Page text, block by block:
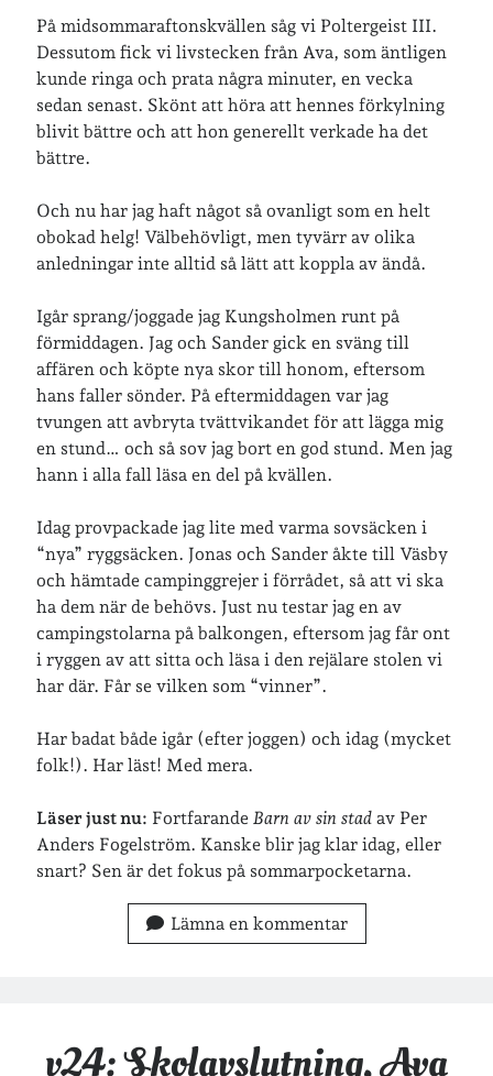
Jag bokför
Geocaching
Inlägg om geocaching
Etiketter
barn barnkläder bibliotekslån
Bröllop café & restaurang dator
festligheter
frågor & svar fågelskådning fåglar
På midsommaraftonskvällen såg vi Poltergeist III.
Dessutom fick vi livstecken från Ava, som äntligen
kunde ringa och prata några minuter, en vecka
sedan senast. Skönt att höra att hennes förkylning
blivit bättre och att hon generellt verkade ha det
bättre.
Och nu har jag haft något så ovanligt som en helt
obokad helg! Välbehövligt, men tyvärr av olika
anledningar inte alltid så lätt att koppla av ändå.
Igår sprang/joggade jag Kungsholmen runt på
förmiddagen. Jag och Sander gick en sväng till
affären och köpte nya skor till honom, eftersom
hans faller sönder. På eftermiddagen var jag
tvungen att avbryta tvättvikandet för att lägga mig
en stund… och så sov jag bort en god stund. Men jag
hann i alla fall läsa en del på kvällen.
Idag provpackade jag lite med varma sovsäcken i
“nya” ryggsäcken. Jonas och Sander åkte till Väsby
och hämtade campinggrejer i förrådet, så att vi ska
ha dem när de behövs. Just nu testar jag en av
campingstolarna på balkongen, eftersom jag får ont
i ryggen av att sitta och läsa i den rejälare stolen vi
har där. Får se vilken som “vinner”.
Har badat både igår (efter joggen) och idag (mycket
folk!). Har läst! Med mera.
Läser just nu: FortfarandeBarn av sin stad av Per
Anders Fogelström. Kanske blir jag klar idag, eller
snart? Sen är det fokus på sommarpocketarna.
Lämna en kommentar
v24: Skolavslutning, Ava